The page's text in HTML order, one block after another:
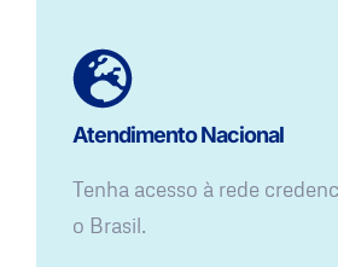
Atendimento Nacional
Tenha acesso à rede
o Brasil.